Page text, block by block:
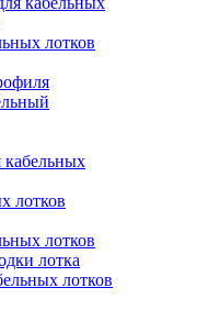
лотков
лотков
лотков
лотка
лотков